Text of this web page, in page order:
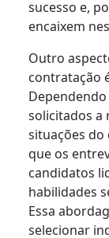
sucesso e,
encaixem
Outro
contratação
solicitados a
situações do
que os
candidatos
habilidades
Essa
selecionar